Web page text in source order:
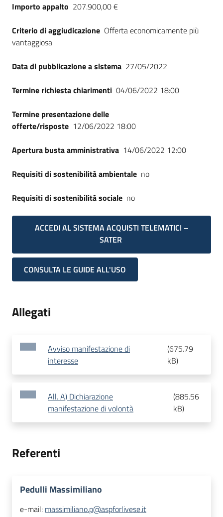
Importo appalto 207.900,00 €
Criterio di aggiudicazione Offerta economicamente più
vantaggiosa
Data di pubblicazione a sistema 27/05/2022
Termine richiesta chiarimenti 04/06/2022 18:00
Termine presentazione delle
offerte/risposte 12/06/2022 18:00
Apertura busta amministrativa 14/06/2022 12:00
Requisiti di sostenibilità ambientale no
Requisiti di sostenibilità sociale no
ACCEDI AL SISTEMA ACQUISTI TELEMATICI –
SATER
CONSULTA LE GUIDE ALL'USO
Allegati
Avviso manifestazione di
interesse
(675.79
kB)
All. A) Dichiarazione
manifestazione di volontà
(885.56
kB)
Referenti
Pedulli Massimiliano
e-mail: massimiliano.p@aspforlivese.it